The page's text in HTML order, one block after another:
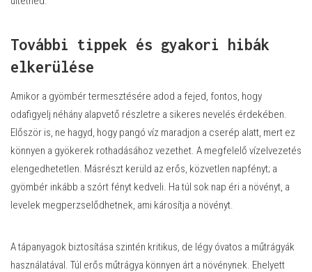
További tippek és gyakori hibák
elkerülése
Amikor a gyömbér termesztésére adod a fejed, fontos, hogy
odafigyelj néhány alapvető részletre a sikeres nevelés érdekében.
Először is, ne hagyd, hogy pangó víz maradjon a cserép alatt, mert ez
könnyen a gyökerek rothadásához vezethet. A megfelelő vízelvezetés
elengedhetetlen. Másrészt kerüld az erős, közvetlen napfényt; a
gyömbér inkább a szórt fényt kedveli. Ha túl sok nap éri a növényt, a
levelek megperzselődhetnek, ami károsítja a növényt.
A tápanyagok biztosítása szintén kritikus, de légy óvatos a műtrágyák
használatával. Túl erős műtrágya könnyen árt a növénynek. Ehelyett